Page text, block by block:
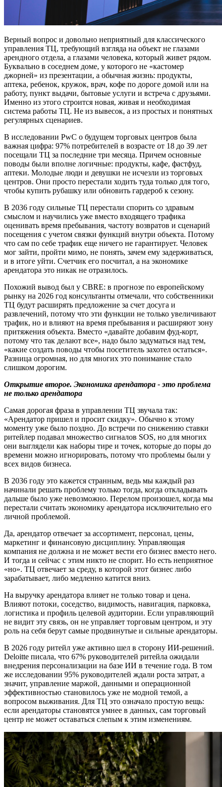
Верный вопрос и довольно неприятный для классического
управления ТЦ, требующий взгляда на объект не глазами
арендного отдела, а глазами человека, который живет рядом.
Буквально в соседнем доме, у которого не «кастомер
джорней» из презентации, а обычная жизнь: продукты,
аптека, ребенок, кружок, врач, кофе по дороге домой или на
работу, пункт выдачи, бытовые услуги и встреча с друзьями.
Именно из этого строится новая, живая и необходимая
система работы ТЦ. Не из вывесок, а из простых и понятных
регулярных сценариев.
В исследовании PwC о будущем торговых центров была
важная цифра: 97% потребителей в возрасте от 18 до 39 лет
посещали ТЦ за последние три месяца. Причем основные
поводы были вполне логичные: продукты, кафе, фастфуд,
аптеки. Молодые люди и девушки не исчезли из торговых
центров. Они просто перестали ходить туда только для того,
чтобы купить рубашку или обновить гардероб к сезону.
В 2036 году сильные ТЦ перестали спорить со здравым
смыслом и научились уже вместо входящего трафика
оценивать время пребывания, частоту возвратов и сценарий
посещения с учетом связки функций внутри объекта. Потому
что сам по себе трафик еще ничего не гарантирует. Человек
мог зайти, пройти мимо, не понять, зачем ему задерживаться,
и в итоге уйти. Счетчик его посчитал, а на экономике
арендатора это никак не отразилось.
Похожий вывод был у CBRE: в прогнозе по европейскому
рынку на 2026 год консультанты отмечали, что собственники
ТЦ будут расширять предложение за счет досуга и
развлечений, потому что эти функции не только увеличивают
трафик, но и влияют на время пребывания и расширяют зону
притяжения объекта. Вместо «давайте добавим фуд-корт,
потому что так делают все», надо было задуматься над тем,
«какие создать поводы чтобы посетитель захотел остаться».
Разница огромная, но для многих это понимание стало
слишком дорогим.
Открытие второе. Экономика арендатора - это проблема
не только арендатора
Самая дорогая фраза в управлении ТЦ звучала так:
«Арендатор пришел и просит скидку». Обычно к этому
моменту уже было поздно. До встречи по снижению ставки
ритейлер подавал множество сигналов SOS, но для многих
они выглядели как наборы тире и точек, которые до поры до
времени можно игнорировать, потому что проблемы были у
всех видов бизнеса.
В 2036 году это кажется странным, ведь мы каждый раз
начинали решать проблему только тогда, когда откладывать
дальше было уже невозможно. Перелом произошел, когда мы
перестали считать экономику арендатора исключительно его
личной проблемой.
Да, арендатор отвечает за ассортимент, персонал, цены,
маркетинг и финансовую дисциплину. Управляющая
компания не должна и не может вести его бизнес вместо него.
И тогда и сейчас с этим никто не спорит. Но есть неприятное
«но». ТЦ отвечает за среду, в которой этот бизнес либо
зарабатывает, либо медленно катится вниз.
На выручку арендатора влияет не только товар и цена.
Влияют потоки, соседство, видимость, навигация, парковка,
логистика и профиль целевой аудитории. Если управляющий
не видит эту связь, он не управляет торговым центром, и эту
роль на себя берут самые продвинутые и сильные арендаторы.
В 2026 году ритейл уже активно шел в сторону ИИ-решений.
Deloitte писала, что 67% руководителей ритейла ожидали
внедрения персонализации на базе ИИ в течение года. В том
же исследовании 95% руководителей ждали роста затрат, а
значит, управление маржой, данными и операционной
эффективностью становилось уже не модной темой, а
вопросом выживания. Для ТЦ это означало простую вещь:
если арендаторы становятся умнее в данных, сам торговый
центр не может оставаться слепым к этим изменениям.